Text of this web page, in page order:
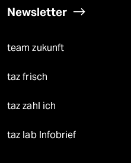
Newsletter
team zukunft
taz frisch
taz zahl ich
taz lab Infobrief